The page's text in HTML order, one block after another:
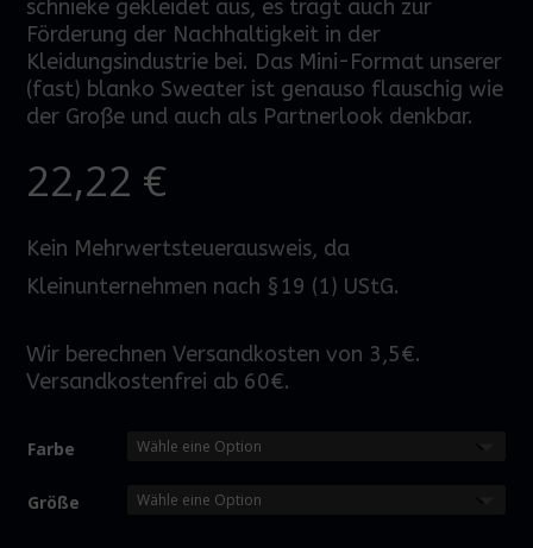
schnieke gekleidet aus, es trägt auch zur
Förderung der Nachhaltigkeit in der
Kleidungsindustrie bei. Das Mini-Format unserer
(fast) blanko Sweater ist genauso flauschig wie
der Große und auch als Partnerlook denkbar.
22,22 €
Kein Mehrwertsteuerausweis, da
Kleinunternehmen nach §19 (1) UStG.
Wir berechnen Versandkosten von 3,5€.
Versandkostenfrei ab 60€.
Farbe
Größe